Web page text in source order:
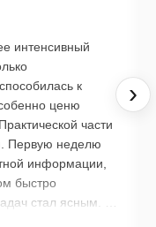
интенсивный
к
ценю
части
Первую неделю
информации,
быстро
стал ясным. С
›